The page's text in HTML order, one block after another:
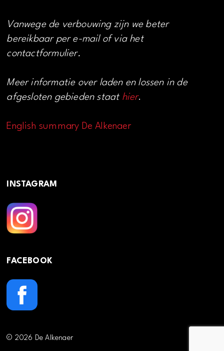
Vanwege de verbouwing zijn we beter
bereikbaar per e-mail of via het
contactformulier.
Meer informatie over laden en lossen in de
afgesloten gebieden staat hier.
English summary De Alkenaer
INSTAGRAM
FACEBOOK
© 2026 De Alkenaer